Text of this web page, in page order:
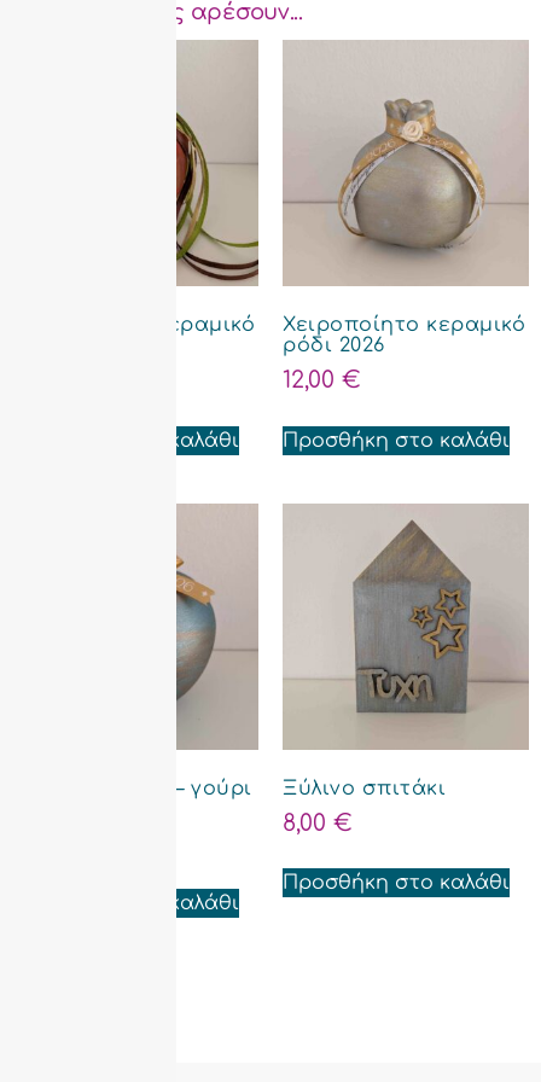
Μπορεί να σας αρέσουν...
Χειροποίητο κεραμικό
Προσθήκη στο καλάθι
Χειροποίητο κεραμικό
ρόδι 2026
12,00 €
Προσθήκη στο καλάθι
Κεραμικό μήλο – γούρι
Προσθήκη στο καλάθι
Ξύλινο σπιτάκι
8,00 €
Προσθήκη στο καλάθι